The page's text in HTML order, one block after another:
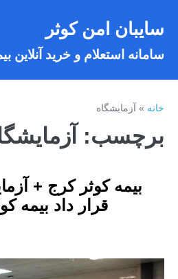
سایبان امن کوثر
سامانه استعلام و خرید آنلاین
خانه»آزمایشگاه
برچسب:
بیمه کوثر کرج +
قرار داد بیمه